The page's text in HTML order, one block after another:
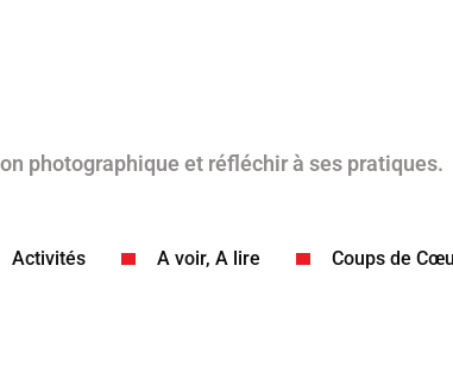
photographique et réfléchir à ses pratiques.
Activités A voir, A lire Coups de